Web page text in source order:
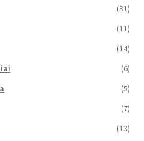
(31)
(11)
(14)
(6)
(5)
(7)
(13)